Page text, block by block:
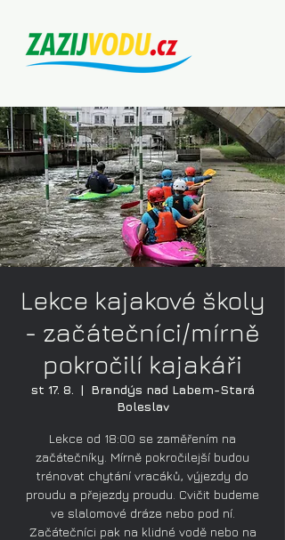
Lekce kajakové školy
- začátečníci/mírně
pokročilí kajakáři
st 17. 8.
  |
Brandýs nad Labem-Stará
Boleslav
Lekce od 18:00 se zaměřením na
začátečníky. Mírně pokročilejší budou
trénovat chytání vracáků, výjezdy do
proudu a přejezdy proudu. Cvičit budeme
ve slalomové dráze nebo pod ní.
Začátečníci pak na klidné vodě nebo na